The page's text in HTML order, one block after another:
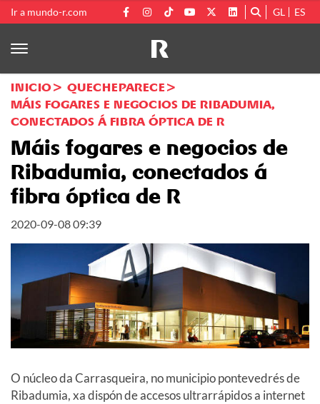
Ir a mundo-r.com GL ES
INICIO
QUECHEPARECE
MÁIS FOGARES E NEGOCIOS DE RIBADUMIA,
CONECTADOS Á FIBRA ÓPTICA DE R
Máis fogares e negocios de
Ribadumia, conectados á
fibra óptica de R
2020-09-08 09:39
O núcleo da Carrasqueira, no municipio pontevedrés de
Ribadumia, xa dispón de accesos ultrarrápidos a internet